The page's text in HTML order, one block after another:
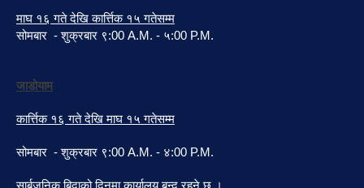
माघ १६ गते देखि कार्त्तिक १५ गतेसम्म
सोमबार - शुक्रबार ९:00 A.M. - ५:00 P.M.
जाडोयाम
कार्त्तिक १६ गते देखि माघ १५ गतेसम्म
सोमबार - शुक्रबार ९:00 A.M. - ४:00 P.M.